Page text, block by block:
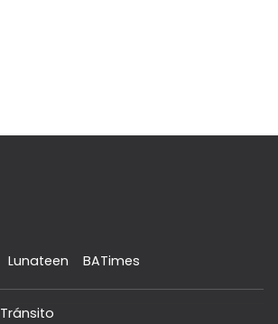
Lunateen BATimes
Tránsito